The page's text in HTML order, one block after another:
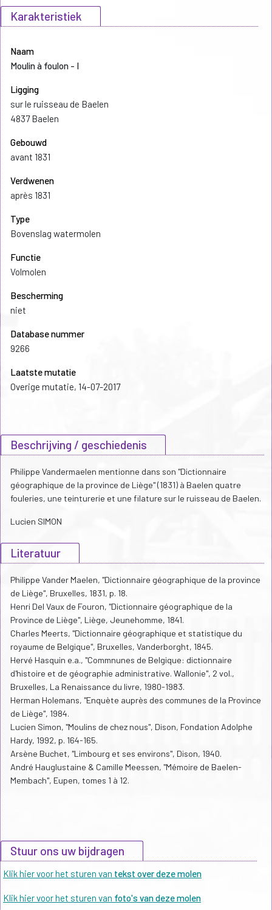
Karakteristiek
Naam
Moulin à foulon - I
Ligging
sur le ruisseau de Baelen
4837 Baelen
Gebouwd
avant 1831
Verdwenen
après 1831
Type
Bovenslag watermolen
Functie
Volmolen
Bescherming
niet
Database nummer
9266
Laatste mutatie
Overige mutatie, 14-07-2017
Beschrijving / geschiedenis
Philippe Vandermaelen mentionne dans son "Dictionnaire
géographique de la province de Liège" (1831) à Baelen quatre
fouleries, une teinturerie et une filature sur le ruisseau de Baelen.
Lucien SIMON
Literatuur
Philippe Vander Maelen, "Dictionnaire géographique de la province
de Liège", Bruxelles, 1831, p. 18.
Henri Del Vaux de Fouron, "Dictionnaire géographique de la
Province de Liège", Liège, Jeunehomme, 1841.
Charles Meerts, "Dictionnaire géographique et statistique du
royaume de Belgique", Bruxelles, Vanderborght, 1845.
Hervé Hasquin e.a., "Commnunes de Belgique: dictionnaire
d'histoire et de géographie administrative. Wallonie", 2 vol.,
Bruxelles, La Renaissance du livre, 1980-1983.
Herman Holemans, "Enquète auprès des communes de la Province
de Liège", 1984.
Lucien Simon, "Moulins de chez nous", Dison, Fondation Adolphe
Hardy, 1992, p. 164-165.
Arsène Buchet, "Limbourg et ses environs", Dison, 1940.
André Hauglustaine & Camille Meessen, "Mémoire de Baelen-
Membach", Eupen, tomes 1 à 12.
Stuur ons uw bijdragen
Klik hier voor het sturen van tekst over deze molen
Klik hier voor het sturen van foto's van deze molen